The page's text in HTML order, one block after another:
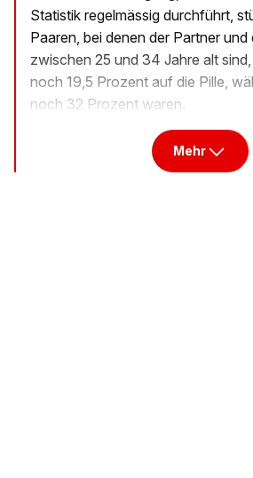
Statistik regelmässig durchführt,
Paaren, bei denen der Partner und
zwischen 25 und 34 Jahre alt
noch 19,5 Prozent auf die Pille,
noch 32 Prozent waren.
Mehr